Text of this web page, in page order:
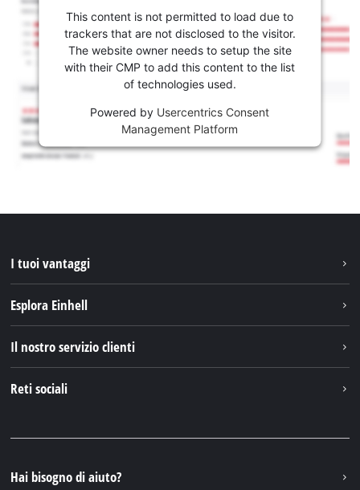
This content is not permitted to load due to
trackers that are not disclosed to the visitor.
The website owner needs to setup the site
with their CMP to add this content to the list
of technologies used.
Powered by Usercentrics Consent
Management Platform
I tuoi vantaggi
Esplora Einhell
Einhell Germany AG
Il nostro servizio clienti
Reti sociali
Instagram
Hai bisogno di aiuto?